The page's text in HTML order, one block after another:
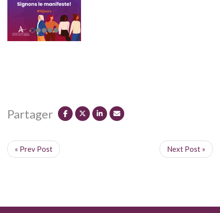
Partager
« Prev Post Next Post »